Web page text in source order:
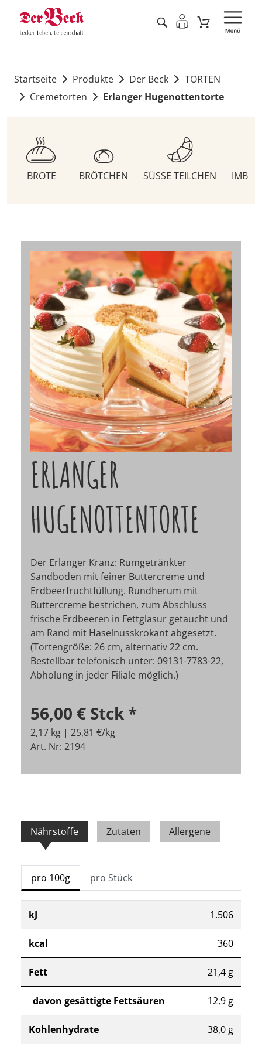
Startseite Produkte Der Beck
TORTEN
Cremetorten
Erlanger Hugenottentorte
BROTE BRÖTCHEN SÜSSE TEILCHEN
ERLANGER
HUGENOTTENTORTE
Der Erlanger Kranz: Rumgetränkter
Sandboden mit feiner Buttercreme und
Erdbeerfruchtfüllung. Rundherum mit
Buttercreme bestrichen, zum Abschluss
frische Erdbeeren in Fettglasur getaucht und
am Rand mit Haselnusskrokant abgesetzt.
(Tortengröße: 26 cm, alternativ 22 cm.
Bestellbar telefonisch unter: 09131-7783-22,
Abholung in jeder Filiale möglich.)
56,00 € Stck *
2,17 kg | 25,81 €/kg
Art. Nr: 2194
Nährstoffe Zutaten Allergene
pro 100g pro Stück
kJ 1.506
kcal 360
Fett 21,4 g
davon gesättigte Fettsäuren 12,9 g
Kohlenhydrate 38,0 g